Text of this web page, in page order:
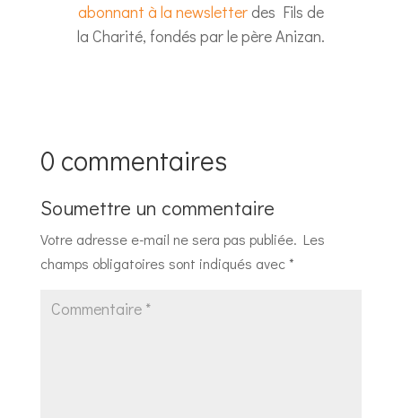
abonnant à la newsletterdes Fils de
la Charité, fondés par le père Anizan.
0 commentaires
Soumettre un commentaire
Votre adresse e-mail ne sera pas publiée. Les
champs obligatoires sont indiqués avec*